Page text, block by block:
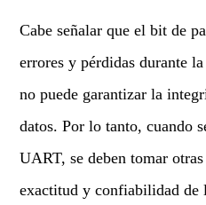
Cabe señalar que el bit de
errores y pérdidas durante
no puede garantizar la
datos. Por lo tanto, cuando
UART, se deben tomar
exactitud y confiabilidad de